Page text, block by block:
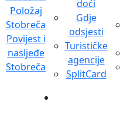
Položaj
Stobreča
Povijest i
nasljeđe
Stobreča
doći
Gdje
odsjesti
Turističke
agencije
SplitCard